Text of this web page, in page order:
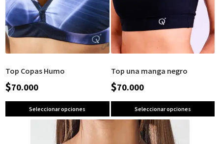
Top Copas Humo
$70.000
Seleccionar opciones
Top una manga negro
$70.000
Seleccionar opciones